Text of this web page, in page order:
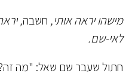
מישהו יראה אותי, חשבה,
לאי-שם.
חתול שעבר שם שאל: "מה